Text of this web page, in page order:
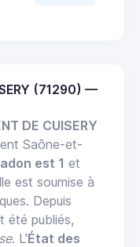
(71290) —
DE CUISERY
Saône-et-
est 1 et
est soumise à
Depuis
été publiés,
. L'État des